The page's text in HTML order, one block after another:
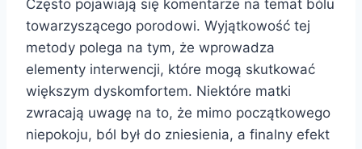
Często pojawiają się komentarze na temat bólu
towarzyszącego porodowi. Wyjątkowość tej
metody polega na tym, że wprowadza
elementy interwencji, które mogą skutkować
większym dyskomfortem. Niektóre matki
zwracają uwagę na to, że mimo początkowego
niepokoju, ból był do zniesienia, a finalny efekt